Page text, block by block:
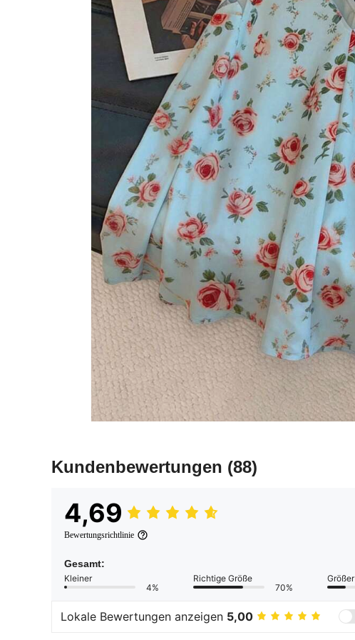
Kundenbewertungen (88)
4,69
Bewertungsrichtlinie
Gesamt:
Kleiner
4%
Richtige Größe
70%
Größer
Lokale Bewertungen anzeigen 5,00